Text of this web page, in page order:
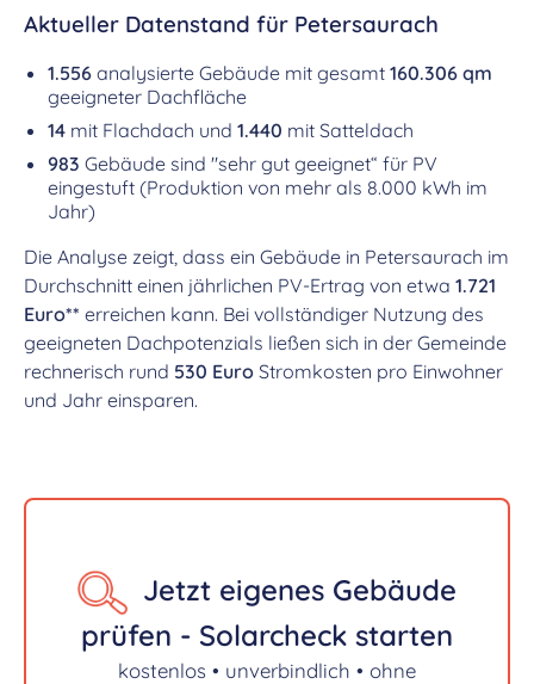
Aktueller Datenstand für Petersaurach
1.556 analysierte Gebäude mit gesamt 160.306 qm
geeigneter Dachfläche
14 mit Flachdach und 1.440 mit Satteldach
983 Gebäude sind "sehr gut geeignet“ für PV
eingestuft (Produktion von mehr als 8.000 kWh im
Jahr)
Die Analyse zeigt, dass ein Gebäude in Petersaurach im
Durchschnitt einen jährlichen PV-Ertrag von etwa 1.721
Euro** erreichen kann. Bei vollständiger Nutzung des
geeigneten Dachpotenzials ließen sich in der Gemeinde
rechnerisch rund 530 Euro Stromkosten pro Einwohner
und Jahr einsparen.
Jetzt eigenes Gebäude
prüfen - Solarcheck starten
kostenlos • unverbindlich • ohne